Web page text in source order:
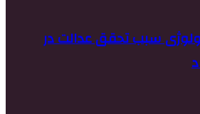
سبب تحقق عدالت در